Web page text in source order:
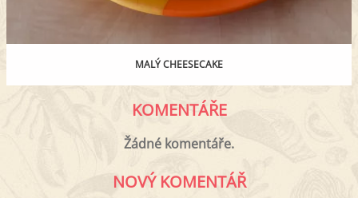
MALÝ CHEESECAKE
KOMENTÁŘE
Žádné komentáře.
NOVÝ KOMENTÁŘ